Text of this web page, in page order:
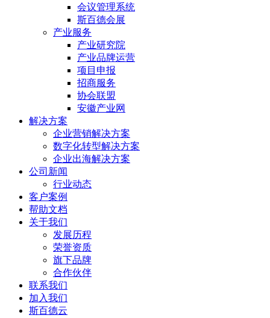
会议管理系统
斯百德会展
产业服务
产业研究院
产业品牌运营
项目申报
招商服务
协会联盟
安徽产业网
解决方案
企业营销解决方案
数字化转型解决方案
企业出海解决方案
公司新闻
行业动态
客户案例
帮助文档
关于我们
发展历程
荣誉资质
旗下品牌
合作伙伴
联系我们
加入我们
斯百德云